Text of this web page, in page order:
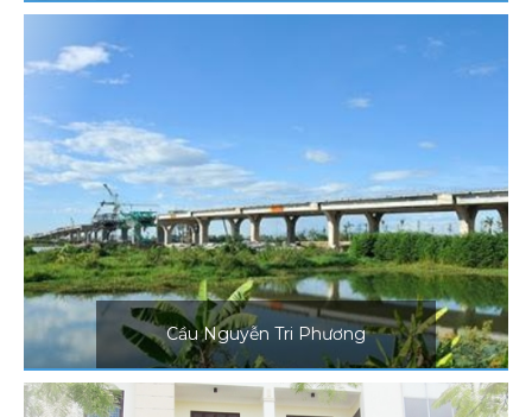
Cầu Nguyễn Tri Phương
Cầu Nguyễn Tri Phương
Cầu Nguyễn Tri Phương bắc qua
sông Cẩm Lệ, kết nối khu vực
trung tâm với khu vực Đông
Nam Thành phố Đà Nẵng.